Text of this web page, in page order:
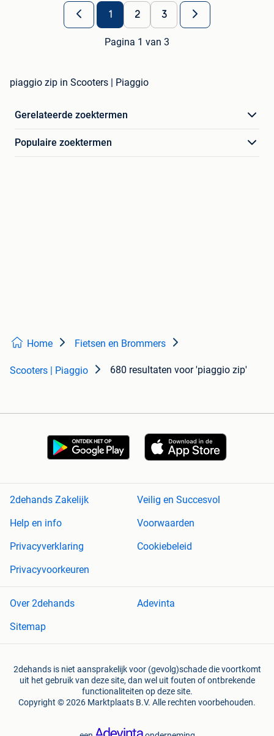
1 2 3
Pagina 1 van 3
piaggio zip in Scooters | Piaggio
Gerelateerde zoektermen
Populaire zoektermen
Home Fietsen en Brommers
Scooters | Piaggio 680 resultaten voor 'piaggio zip'
2dehands Zakelijk
Veilig en Succesvol
Help en info
Voorwaarden
Privacyverklaring
Cookiebeleid
Privacyvoorkeuren
Over 2dehands
Adevinta
Sitemap
2dehands is niet aansprakelijk voor (gevolg)schade die voortkomt
uit het gebruik van deze site, dan wel uit fouten of ontbrekende
functionaliteiten op deze site.
Copyright © 2026 Marktplaats B.V. Alle rechten voorbehouden.